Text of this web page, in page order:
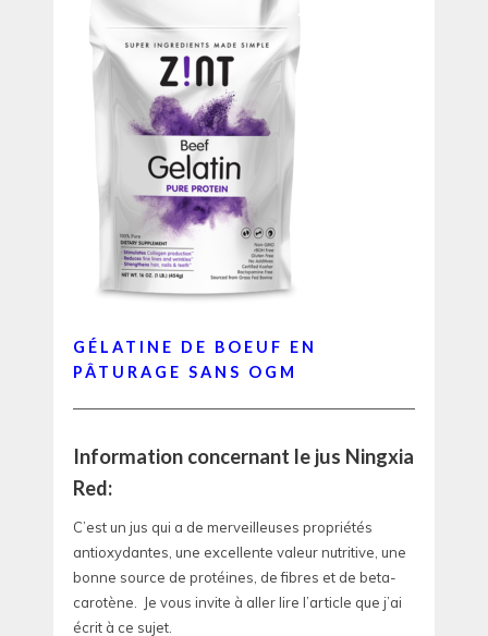
GÉLATINE DE BOEUF EN
PÂTURAGE SANS OGM
Information concernant le jus Ningxia
Red:
C’est un jus qui a de merveilleuses propriétés
antioxydantes, une excellente valeur nutritive, une
bonne source de protéines, de fibres et de beta-
carotène. Je vous invite à aller lire l’article que j’ai
écrit à ce sujet.